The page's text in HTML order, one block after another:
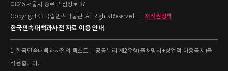
03045 서울시 종로구 삼청로 37
Copyright © 국립민속박물관. All Rights Reserved.
저작권정책
한국민속대백과사전 자료 이용 안내
1. 한국민속대백과사전의 텍스트는 공공누리 제2유형(출처명시+상업적 이용금지)을
적용합니다.